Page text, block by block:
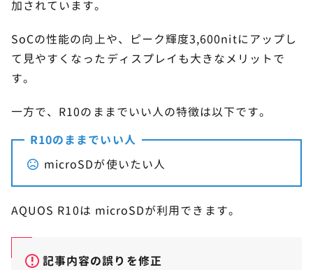
加されています。
SoCの性能の向上や、ピーク輝度3,600nitにアップし
て見やすくなったディスプレイも大きなメリットで
す。
一方で、R10のままでいい人の特徴は以下です。
R10のままでいい人
microSDが使いたい人
AQUOS R10は microSDが利用できます。
記事内容の誤りを修正